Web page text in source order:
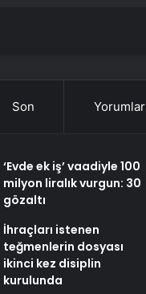
Son Yorumlar
‘Evde ek iş’ vaadiyle 100
milyon liralık vurgun: 30
gözaltı
İhraçları istenen
teğmenlerin dosyası
ikinci kez disiplin
kurulunda